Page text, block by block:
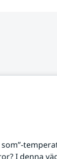
I denna